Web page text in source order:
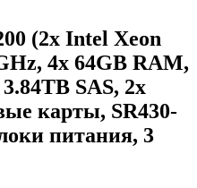
(2x Intel Xeon
4x 64GB RAM,
SAS, 2x
карты, SR430-
питания, 3